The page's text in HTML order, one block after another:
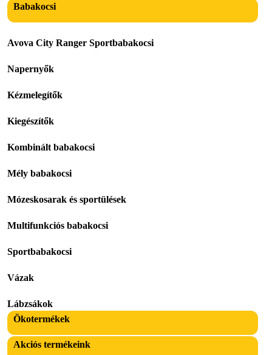
Babakocsi
Avova City Ranger Sportbabakocsi
Napernyők
Kézmelegítők
Kiegészítők
Kombinált babakocsi
Mély babakocsi
Mózeskosarak és sportülések
Multifunkciós babakocsi
Sportbabakocsi
Vázak
Lábzsákok
Ökotermékek
Akciós termékeink